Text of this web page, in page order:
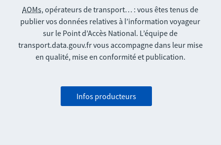
AOMs, opérateurs de transport… : vous êtes tenus de
publier vos données relatives à l’information voyageur
sur le Point d’Accès National. L’équipe de
transport.data.gouv.fr vous accompagne dans leur mise
en qualité, mise en conformité et publication.
Infos producteurs